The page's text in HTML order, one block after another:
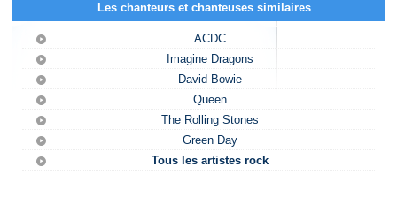
Les chanteurs et chanteuses similaires
ACDC
Imagine Dragons
David Bowie
Queen
The Rolling Stones
Green Day
Tous les artistes rock